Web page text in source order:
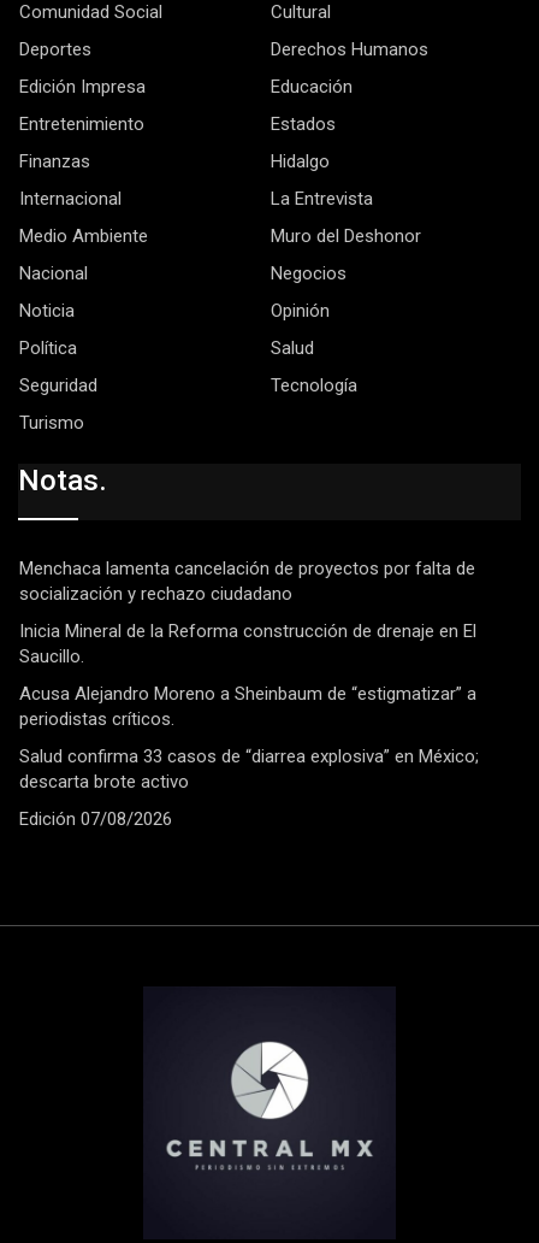
Comunidad Social
Cultural
Deportes
Derechos Humanos
Edición Impresa
Educación
Entretenimiento
Estados
Finanzas
Hidalgo
Internacional
La Entrevista
Medio Ambiente
Muro del Deshonor
Nacional
Negocios
Noticia
Opinión
Política
Salud
Seguridad
Tecnología
Turismo
Notas.
Menchaca lamenta cancelación de proyectos por falta de
socialización y rechazo ciudadano
Inicia Mineral de la Reforma construcción de drenaje en El
Saucillo.
Acusa Alejandro Moreno a Sheinbaum de “estigmatizar” a
periodistas críticos.
Salud confirma 33 casos de “diarrea explosiva” en México;
descarta brote activo
Edición 07/08/2026